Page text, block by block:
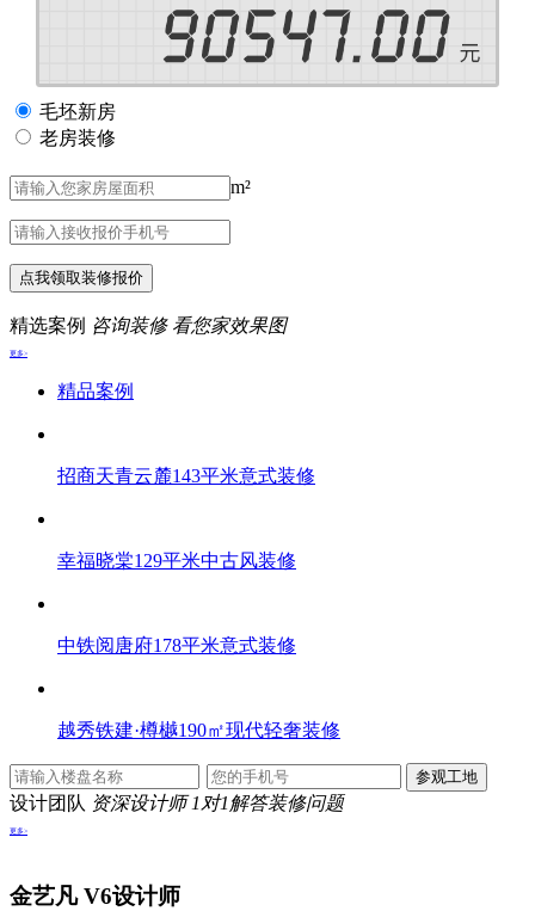
毛坯新房
老房装修
m²
点我领取装修报价
精选案例 咨询装修 看您家效果图
更多>
精品案例
招商天青云麓143平米意式装修
幸福晓棠129平米中古风装修
中铁阅唐府178平米意式装修
越秀铁建·樽樾190㎡现代轻奢装修
设计团队 资深设计师 1对1解答装修问题
更多>
金艺凡V6设计师